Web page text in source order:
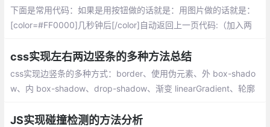
下面是常用代码：如果是用按钮做的话就是：用图片做的话就是：
[color=#FF0000]几秒钟后[/color]自动返回上一页代码:（加入两
css实现左右两边竖条的多种方法总结
css实现边竖条的多种方式：border、使用伪元素、外 box-shado
w、内 box-shadow、drop-shadow、渐变 linearGradient、轮廓
JS实现碰撞检测的方法分析